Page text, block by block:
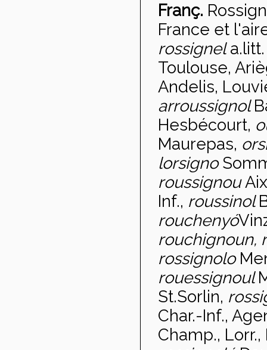
Franç.
France et
rossignela.litt.
Toulouse,
Andelis,
arroussignol
Hesbécourt,
Maurepas,
lorsigno
roussignou
Inf., roussinol
rouchenyó
rouchignoun,
rossignolo
rouessignoul
St.Sorlin,
Char.-Inf.,
Champ., Lorr.,